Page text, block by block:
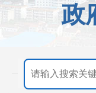
政